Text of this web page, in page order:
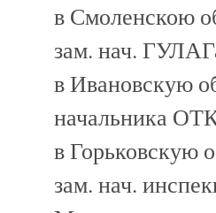
в Смоленскою
зам. нач.
в Ивановскую
начальника
в Горьковскую
зам. нач.